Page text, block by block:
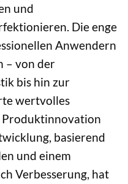
und
Die enge
Anwendern
– von der
bis hin zur
wertvolles
Produktinnovation
basierend
und einem
Verbesserung, hat